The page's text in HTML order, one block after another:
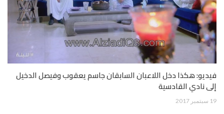
فيديو: هكذا دخل اللاعبان السابقان جاسم يعقوب وفيصل الدخيل
إلى نادي القادسية
19 سبتمبر 2017